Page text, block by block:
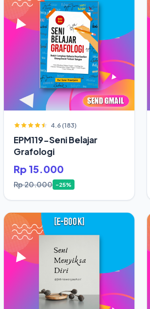
4.6 (183)
EPM119-Seni Belajar
Grafologi
Rp 15.000
Rp 20.000 -25%